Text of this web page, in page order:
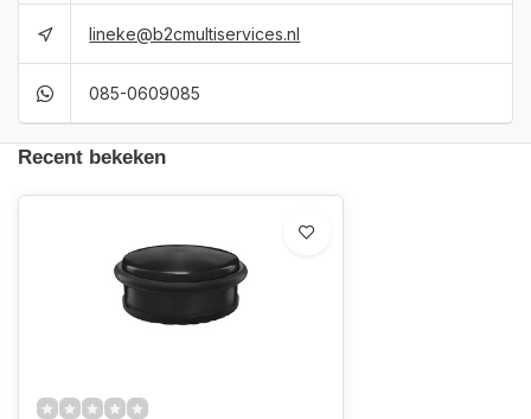
lineke@b2cmultiservices.nl
085-0609085
Recent bekeken